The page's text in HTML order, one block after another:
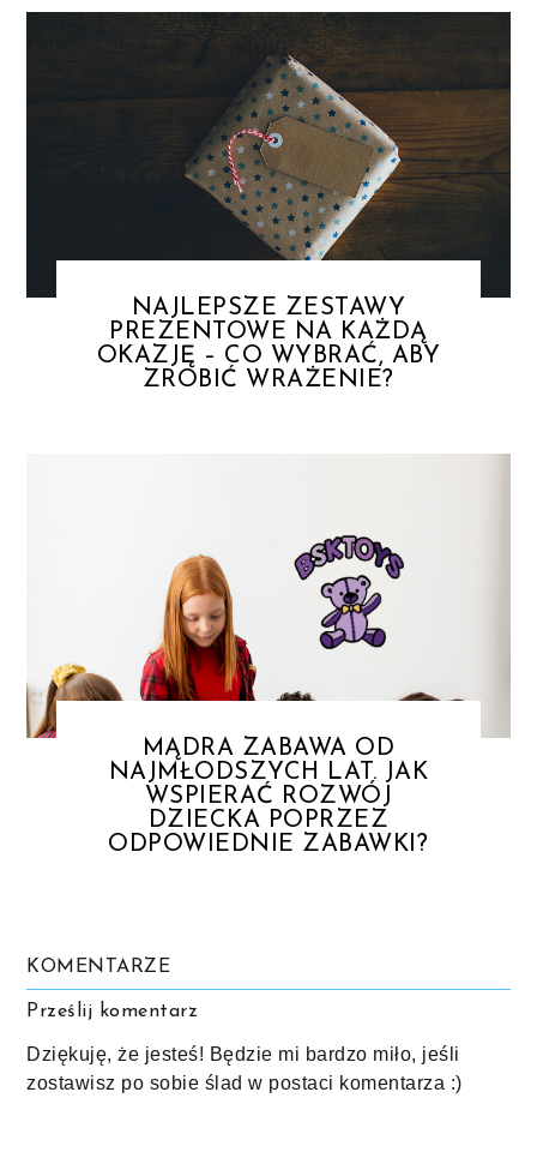
NAJLEPSZE ZESTAWY
PREZENTOWE NA KAŻDĄ
OKAZJĘ – CO WYBRAĆ, ABY
ZROBIĆ WRAŻENIE?
MĄDRA ZABAWA OD
NAJMŁODSZYCH LAT. JAK
WSPIERAĆ ROZWÓJ
DZIECKA POPRZEZ
ODPOWIEDNIE ZABAWKI?
KOMENTARZE
Prześlij komentarz
Dziękuję, że jesteś! Będzie mi bardzo miło, jeśli
zostawisz po sobie ślad w postaci komentarza :)